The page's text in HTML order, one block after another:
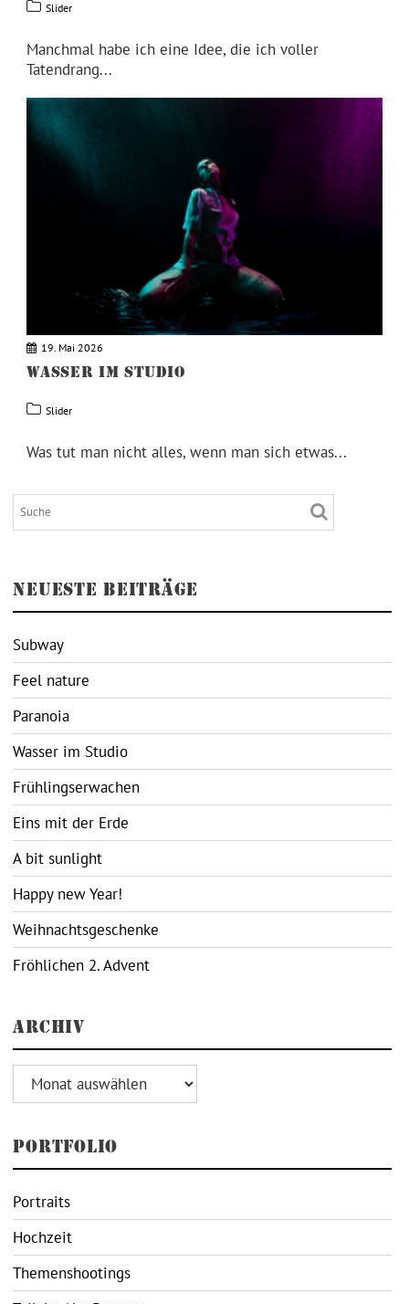
Slider
Manchmal habe ich eine Idee, die ich voller
Tatendrang...
19. Mai 2026
WASSER IM STUDIO
Slider
Was tut man nicht alles, wenn man sich etwas...
NEUESTE BEITRÄGE
Subway
Feel nature
Paranoia
Wasser im Studio
Frühlingserwachen
Eins mit der Erde
A bit sunlight
Happy new Year!
Weihnachtsgeschenke
Fröhlichen 2. Advent
ARCHIV
Archiv
PORTFOLIO
Portraits
Hochzeit
Themenshootings